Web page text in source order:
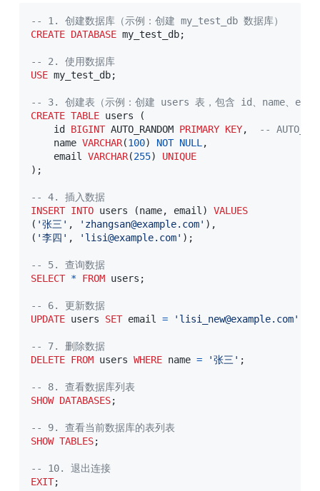
-- 1. 创建数据库（示例：创建 my_test_db 数据库）
CREATE DATABASE my_test_db;
-- 2. 使用数据库
USE my_test_db;
-- 3. 创建表（示例：创建 users 表，包含 id、name、
CREATE TABLE users
(
    id
BIGINT AUTO_RANDOM PRIMARY KEY,
--
    name
VARCHAR(100) NOT NULL ,
    email
VARCHAR(255)
UNIQUE
) ;
-- 4. 插入数据
INSERT INTO users (name, email )
VALUES
( '张三' , 'zhangsan@example.com' ) ,
( '李四' , 'lisi@example.com' ) ;
-- 5. 查询数据
SELECT * FROM users ;
-- 6. 更新数据
UPDATE users SET email = 'lisi_new@example.com'
-- 7. 删除数据
DELETE FROM users WHERE name = '张三' ;
-- 8. 查看数据库列表
SHOW DATABASES;
-- 9. 查看当前数据库的表列表
SHOW TABLES;
-- 10. 退出连接
EXIT;